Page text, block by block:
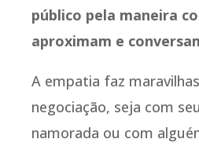
público pela maneira
aproximam e
A empatia faz
negociação, seja com
namorada ou com